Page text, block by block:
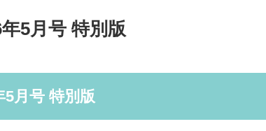
5月号 特別版
月号 特別版